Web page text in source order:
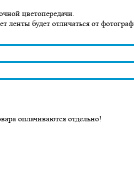
цветопередачи.
ленты будет отличаться от
оплачиваются отдельно!